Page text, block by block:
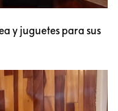
y juguetes para sus